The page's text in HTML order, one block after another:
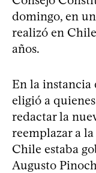
domingo, en
realizó en
años.
En la instancia
eligió a
redactar la
reemplazar a
Chile estaba
Augusto